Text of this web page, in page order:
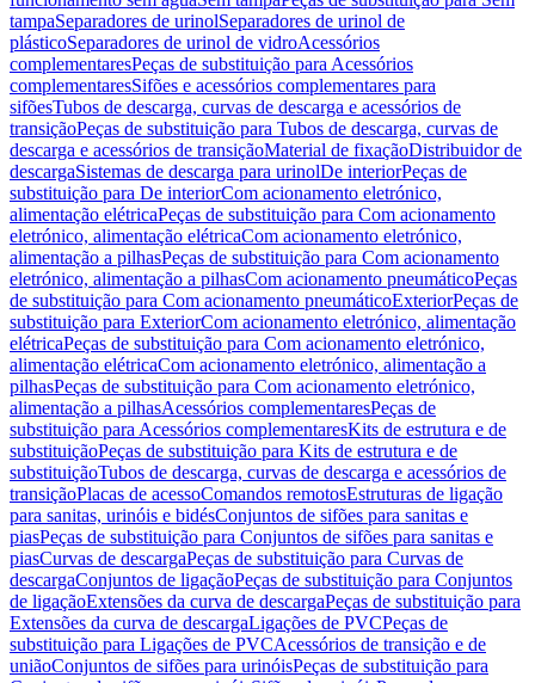
tampaSeparadores de urinolSeparadores de urinol de
plásticoSeparadores de urinol de vidroAcessórios
complementaresPeças de substituição para Acessórios
complementaresSifões e acessórios complementares para
sifõesTubos de descarga, curvas de descarga e acessórios de
transiçãoPeças de substituição para Tubos de descarga, curvas de
descarga e acessórios de transiçãoMaterial de fixaçãoDistribuidor de
descargaSistemas de descarga para urinolDe interiorPeças de
substituição para De interiorCom acionamento eletrónico,
alimentação elétricaPeças de substituição para Com acionamento
eletrónico, alimentação elétricaCom acionamento eletrónico,
alimentação a pilhasPeças de substituição para Com acionamento
eletrónico, alimentação a pilhasCom acionamento pneumáticoPeças
de substituição para Com acionamento pneumáticoExteriorPeças de
substituição para ExteriorCom acionamento eletrónico, alimentação
elétricaPeças de substituição para Com acionamento eletrónico,
alimentação elétricaCom acionamento eletrónico, alimentação a
pilhasPeças de substituição para Com acionamento eletrónico,
alimentação a pilhasAcessórios complementaresPeças de
substituição para Acessórios complementaresKits de estrutura e de
substituiçãoPeças de substituição para Kits de estrutura e de
substituiçãoTubos de descarga, curvas de descarga e acessórios de
transiçãoPlacas de acessoComandos remotosEstruturas de ligação
para sanitas, urinóis e bidésConjuntos de sifões para sanitas e
piasPeças de substituição para Conjuntos de sifões para sanitas e
piasCurvas de descargaPeças de substituição para Curvas de
descargaConjuntos de ligaçãoPeças de substituição para Conjuntos
de ligaçãoExtensões da curva de descargaPeças de substituição para
Extensões da curva de descargaLigações de PVCPeças de
substituição para Ligações de PVCAcessórios de transição e de
uniãoConjuntos de sifões para urinóisPeças de substituição para